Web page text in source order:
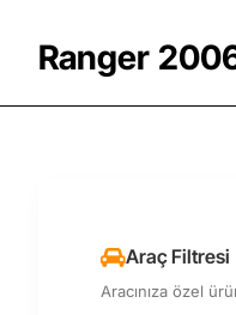
Ranger
Araç Filtresi
Aracınıza özel